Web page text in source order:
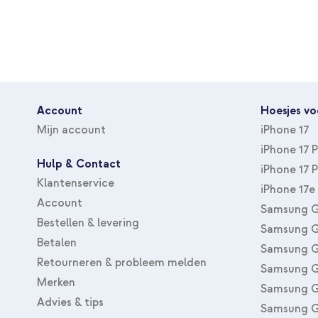
Account
Mijn account
Hulp & Contact
Klantenservice
Account
Bestellen & levering
Betalen
Retourneren & probleem melden
Merken
Advies & tips
Hoesjes
iPhone 17
iPhone 17
iPhone 17
iPhone 17e
Samsung
Samsung
Samsung
Samsung
Samsung
Samsung